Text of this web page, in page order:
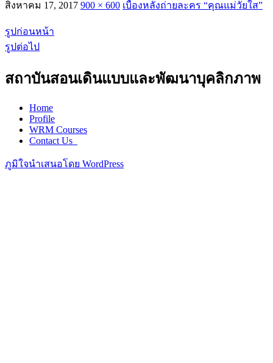
สิงหาคม 17, 2017 900 × 600 เบื้องหลังถ่ายละคร “คุณแม่วัยใส”
รูปก่อนหน้า
รูปต่อไป
สถาบันสอนเดินแบบและพัฒนาบุคลิกภาพ
Home
Profile
WRM Courses
Contact Us_
ภูมิใจนำเสนอโดย WordPress